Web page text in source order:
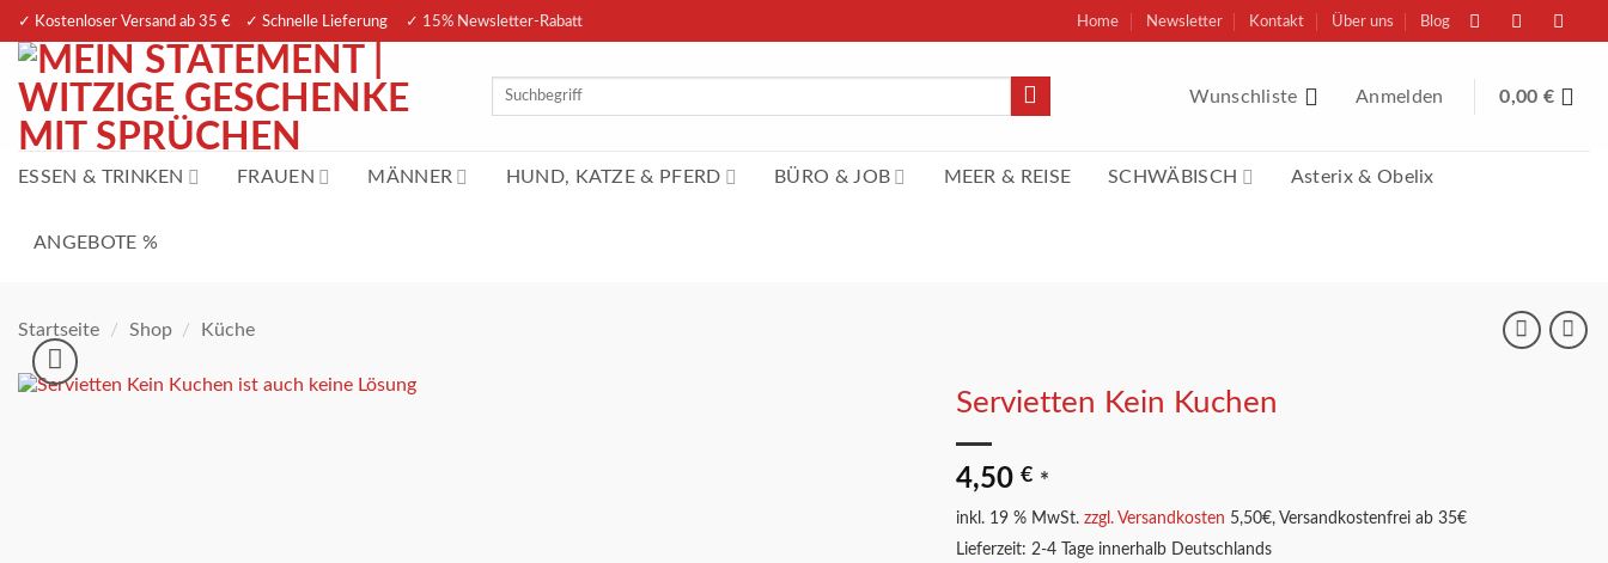
Zum
springen
✓ Kostenloser Versand ab 35 € ✓ Schnelle Lieferung ✓ 15% Newsletter-Rabatt Home Newsletter Kontakt Über uns Blog
nach:
Wunschliste Anmelden 0,00 €
ESSEN & TRINKEN FRAUEN MÄNNER HUND, KATZE & PFERD BÜRO & JOB MEER & REISE SCHWÄBISCH Asterix & Obelix
ANGEBOTE %
Startseite / Shop / Küche
Servietten Kein Kuchen
4,50 € *
inkl. 19 % MwSt. zzgl. Versandkosten 5,50€, Versandkostenfrei ab 35€
Lieferzeit: 2-4 Tage innerhalb Deutschlands